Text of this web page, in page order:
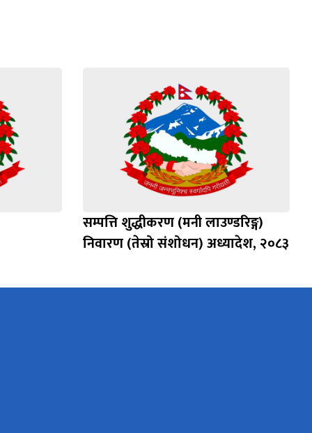
सम्पत्ति शुद्धीकरण (मनी लाउण्डरिङ्ग)
निवारण (तेस्रो संशोधन) अध्यादेश, २०८३